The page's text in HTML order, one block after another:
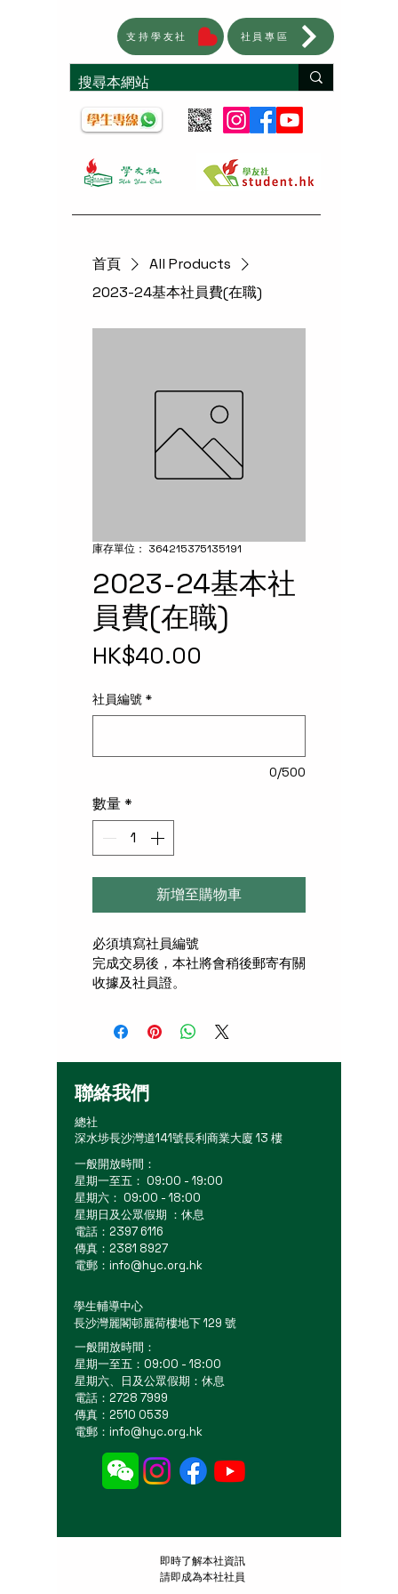
支持學友社 社員專區
首頁
All Products
2023-24基本社員費(在職)
庫存單位： 364215375135191
2023-24基本社
員費(在職)
HK$40.00
社員編號 *
0/500
數量*
新增至購物車
必須填寫社員編號
完成交易後，本社將會稍後郵寄有關
收據及社員證。
聯絡我們
總社
深水埗長沙灣道141號長利商業大廈 13 樓
一般開放時間：
星期一至五： 09:00 - 19:00
星期六： 09:00 - 18:00
星期日及公眾假期 ：休息
電話：2397 6116
傳真：2381 8927
電郵： info@hyc.org.hk
學生輔導中心
長沙灣麗閣邨麗荷樓地下 129 號
一般開放時間：
星期一至五：09:00 - 18:00
星期六、日及公眾假期：休息
電話：2728 7999
傳真：2510 0539
電郵： info@hyc.org.hk
​即時了解本社資訊
請即成為本社社員